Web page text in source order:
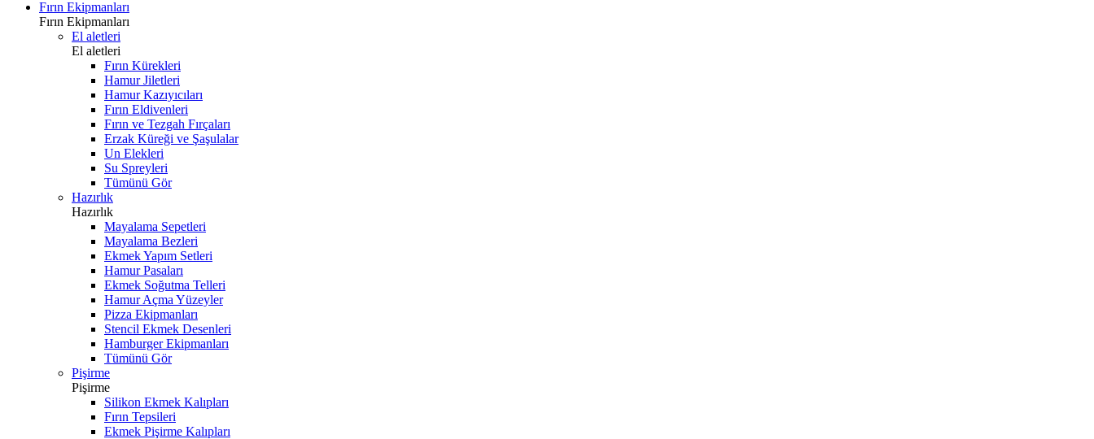
Fırın Ekipmanları
Fırın Ekipmanları
El aletleri
El aletleri
Fırın Kürekleri
Hamur Jiletleri
Hamur Kazıyıcıları
Fırın Eldivenleri
Fırın ve Tezgah Fırçaları
Erzak Küreği ve Şaşulalar
Un Elekleri
Su Spreyleri
Tümünü Gör
Hazırlık
Hazırlık
Mayalama Sepetleri
Mayalama Bezleri
Ekmek Yapım Setleri
Hamur Pasaları
Ekmek Soğutma Telleri
Hamur Açma Yüzeyler
Pizza Ekipmanları
Stencil Ekmek Desenleri
Hamburger Ekipmanları
Tümünü Gör
Pişirme
Pişirme
Silikon Ekmek Kalıpları
Fırın Tepsileri
Ekmek Pişirme Kalıpları